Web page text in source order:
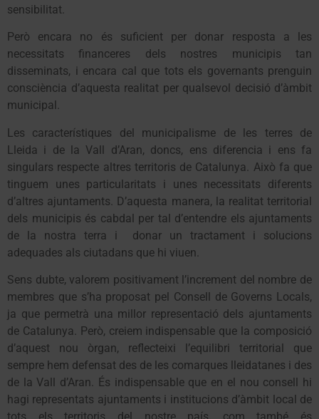
sensibilitat.
Però encara no és suficient per donar resposta a les
necessitats financeres dels nostres municipis tan
disseminats, i encara cal que tots els governants prenguin
consciència d’aquesta realitat per qualsevol decisió d’àmbit
municipal.
Les característiques del municipalisme de les terres de
Lleida i de la Vall d’Aran, doncs, ens diferencia i ens fa
singulars respecte altres territoris de Catalunya. Això fa que
tinguem unes particularitats i unes necessitats diferents
d’altres ajuntaments. D’aquesta manera, la realitat territorial
dels municipis és cabdal per tal d’entendre els ajuntaments
de la nostra terra i donar un tractament i solucions
adequades als ciutadans que hi viuen.
Sens dubte, valorem positivament l’increment del nombre de
membres que s’ha proposat pel Consell de Governs Locals,
ja que permetrà una millor representació dels ajuntaments
de Catalunya. Però, creiem indispensable que la composició
d’aquest nou òrgan, reflecteixi l’equilibri territorial que
sempre hem defensat des de les comarques lleidatanes i des
de la Vall d’Aran. És indispensable que en el nou consell hi
hagi representats ajuntaments i institucions d’àmbit local de